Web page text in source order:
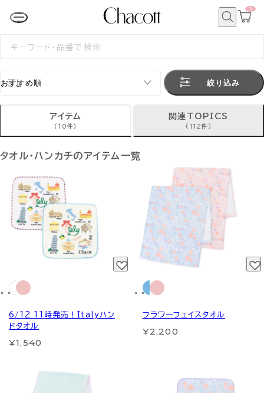
カ
0
検
絞り込み
アイテム
(10件)
関連TOPICS
(112件)
タオル・ハンカチのアイテム一覧
6/12 11時発売！Italyハン
ドタオル
¥1,540
フラワーフェイスタオル
¥2,200